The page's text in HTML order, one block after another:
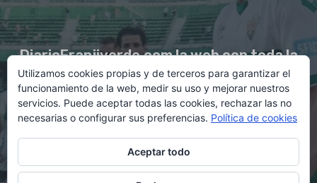
DiarioFranjiverde.com la web con toda la
información del Elche C.F.
Contacto en:diario@franjiverde.com
Utilizamos cookies propias y de terceros para garantizar el
funcionamiento de la web, medir su uso y mejorar nuestros
servicios. Puede aceptar todas las cookies, rechazar las no
necesarias o configurar sus preferencias. Política de cookies
Aceptar todo